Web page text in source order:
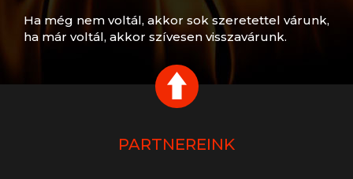
Ha még nem voltál, akkor sok szeretettel várunk,
ha már voltál, akkor szívesen visszavárunk.
PARTNEREINK